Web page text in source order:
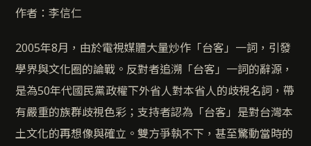
作者：李信仁
2005年8月，由於電視媒體大量炒作「台客」一詞，引發
學界與文化圈的論戰。反對者追溯「台客」一詞的辭源，
是為50年代國民黨政權下外省人對本省人的歧視名詞，帶
有嚴重的族群歧視色彩；支持者認為「台客」是對台灣本
土文化的再想像與確立。雙方爭執不下，甚至驚動當時的